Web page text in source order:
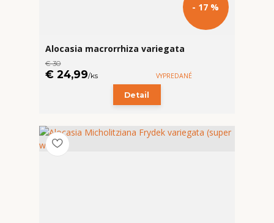
- 17 %
Alocasia macrorrhiza variegata
€ 30
€ 24,99/ks VYPREDANÉ
Detail